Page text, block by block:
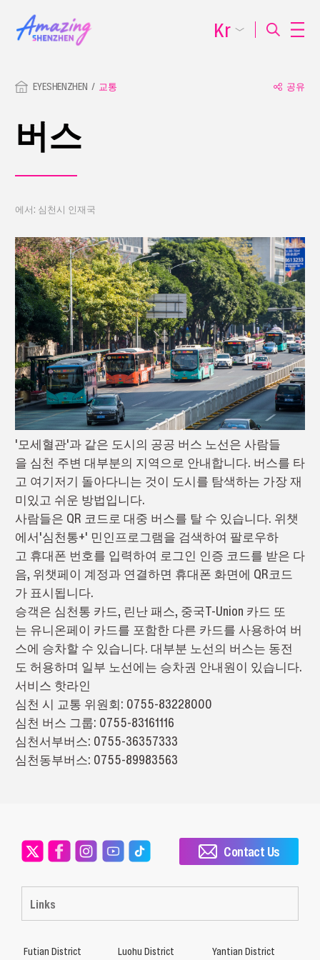
EYESHENZHEN 교통 공유
버스
에서: 심천시 인재국
'모세혈관'과 같은 도시의 공공 버스 노선은 사람들
을 심천 주변 대부분의 지역으로 안내합니다. 버스를 타
고 여기저기 돌아다니는 것이 도시를 탐색하는 가장 재
미있고 쉬운 방법입니다.
사람들은 QR 코드로 대중 버스를 탈 수 있습니다. 위챗
에서'심천통+' 민인프로그램을 검색하여 팔로우하
고 휴대폰 번호를 입력하여 로그인 인증 코드를 받은 다
음, 위챗페이 계정과 연결하면 휴대폰 화면에 QR코드
가 표시됩니다.
승객은 심천통 카드, 린난 패스, 중국T-Union 카드 또
는 유니온페이 카드를 포함한 다른 카드를 사용하여 버
스에 승차할 수 있습니다. 대부분 노선의 버스는 동전
도 허용하며 일부 노선에는 승차권 안내원이 있습니다.
서비스 핫라인
심천 시 교통 위원회: 0755-83228000
심천 버스 그룹: 0755-83161116
심천서부버스: 0755-36357333
심천동부버스: 0755-89983563
Kr
Links
Contact Us
Futian District Luohu District Yantian District